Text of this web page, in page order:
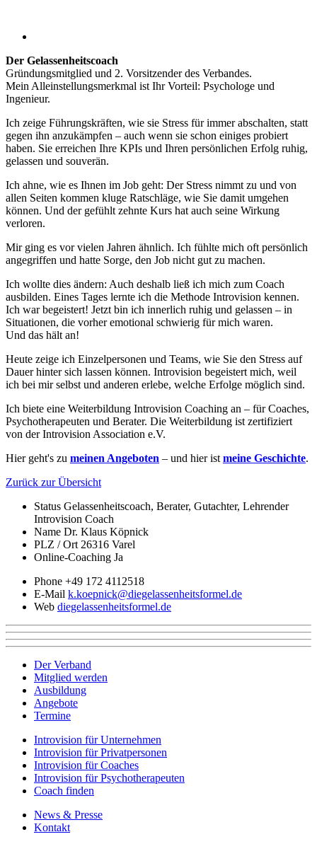
Der Gelassenheitscoach
Gründungsmitglied und 2. Vorsitzender des Verbandes.
Mein Alleinstellungsmerkmal ist Ihr Vorteil: Psychologe und
Ingenieur.
Ich zeige Führungskräften, wie sie Stress für immer abschalten, statt
gegen ihn anzukämpfen – auch wenn sie schon einiges probiert
haben. Sie erreichen Ihre KPIs und Ihren persönlichen Erfolg ruhig,
gelassen und souverän.
Ich ahne, wie es Ihnen im Job geht: Der Stress nimmt zu und von
allen Seiten kommen kluge Ratschläge, wie Sie damit umgehen
können. Und der gefühlt zehnte Kurs hat auch seine Wirkung
verloren.
Mir ging es vor vielen Jahren ähnlich. Ich fühlte mich oft persönlich
angegriffen und hatte Sorge, den Job nicht gut zu machen.
Ich wollte dies ändern: Auch deshalb ließ ich mich zum Coach
ausbilden. Eines Tages lernte ich die Methode Introvision kennen.
Ich war begeistert! Jetzt bin ich innerlich ruhig und gelassen – in
Situationen, die vorher emotional schwierig für mich waren.
Und das hält an!
Heute zeige ich Einzelpersonen und Teams, wie Sie den Stress auf
Dauer hinter sich lassen können. Introvision begeistert mich, weil
ich bei mir selbst und anderen erlebe, welche Erfolge möglich sind.
Ich biete eine Weiterbildung Introvision Coaching an – für Coaches,
Psychotherapeuten und Berater. Die Weiterbildung ist zertifiziert
von der Introvision Association e.V.
Hier geht's zu meinen Angeboten – und hier ist meine Geschichte.
Zurück zur Übersicht
Status Gelassenheitscoach, Berater, Gutachter, Lehrender
Introvision Coach
Name Dr. Klaus Köpnick
PLZ / Ort 26316 Varel
Online-Coaching Ja
Phone +49 172 4112518
E-Mail k.koepnick@diegelassenheitsformel.de
Web diegelassenheitsformel.de
Der Verband
Mitglied werden
Ausbildung
Angebote
Termine
Introvision für Unternehmen
Introvision für Privatpersonen
Introvision für Coaches
Introvision für Psychotherapeuten
Coach finden
News & Presse
Kontakt